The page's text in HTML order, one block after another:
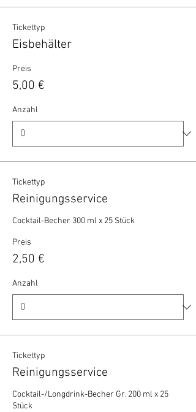
Tickettyp
Eisbehälter
Preis
5,00 €
Anzahl
Tickettyp
Reinigungsservice
Cocktail-Becher 300 ml x 25 Stück
Preis
2,50 €
Anzahl
Tickettyp
Reinigungsservice
Cocktail-/Longdrink-Becher Gr. 200 ml x 25
Stück